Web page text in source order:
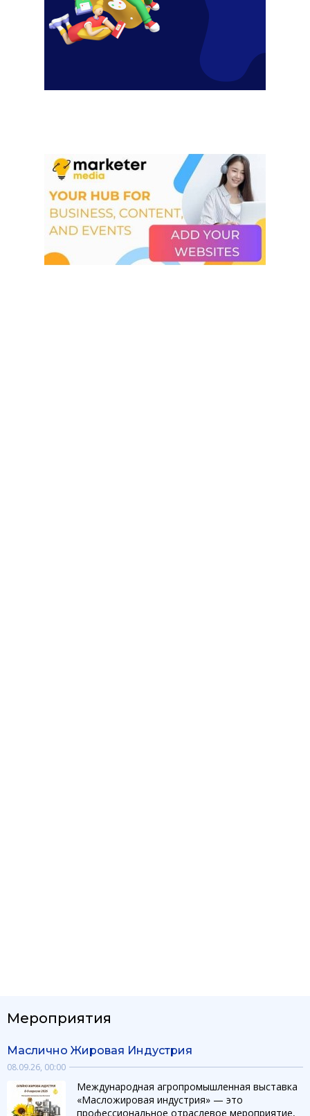
Мероприятия
Маслично Жировая Индустрия
08.09.26, 00:00
Международная агропромышленная выставка
«Масложировая индустрия» — это
профессиональное отраслевое мероприятие,